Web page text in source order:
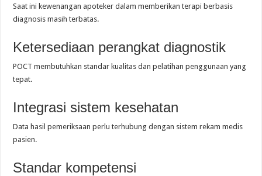
Saat ini kewenangan apoteker dalam memberikan terapi berbasis
diagnosis masih terbatas.
Ketersediaan perangkat diagnostik
POCT membutuhkan standar kualitas dan pelatihan penggunaan yang
tepat.
Integrasi sistem kesehatan
Data hasil pemeriksaan perlu terhubung dengan sistem rekam medis
pasien.
Standar kompetensi